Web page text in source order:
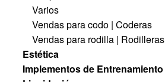
Varios
Vendas para codo | Coderas
Vendas para rodilla | Rodilleras
Estética
Implementos de Entrenamiento